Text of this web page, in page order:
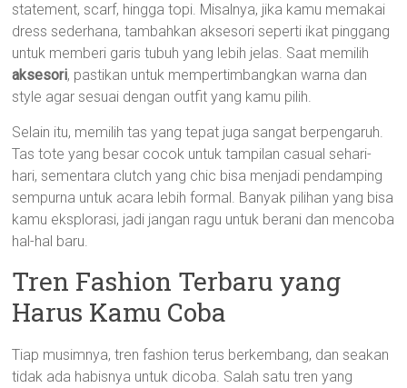
statement, scarf, hingga topi. Misalnya, jika kamu memakai
dress sederhana, tambahkan aksesori seperti ikat pinggang
untuk memberi garis tubuh yang lebih jelas. Saat memilih
aksesori, pastikan untuk mempertimbangkan warna dan
style agar sesuai dengan outfit yang kamu pilih.
Selain itu, memilih tas yang tepat juga sangat berpengaruh.
Tas tote yang besar cocok untuk tampilan casual sehari-
hari, sementara clutch yang chic bisa menjadi pendamping
sempurna untuk acara lebih formal. Banyak pilihan yang bisa
kamu eksplorasi, jadi jangan ragu untuk berani dan mencoba
hal-hal baru.
Tren Fashion Terbaru yang
Harus Kamu Coba
Tiap musimnya, tren fashion terus berkembang, dan seakan
tidak ada habisnya untuk dicoba. Salah satu tren yang